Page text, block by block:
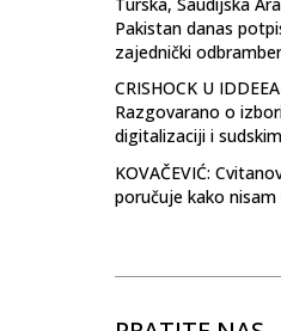
Pakistan danas
zajednički
CRISHOCK U
Razgovarano o
digitalizaciji i
KOVAČEVIĆ:
poručuje kako